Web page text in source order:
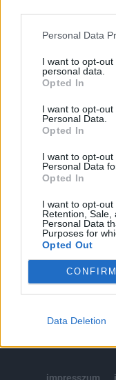
Personal Data
I want to opt-
personal data.
Opted In
I want to opt-
Personal Data.
Opted In
I want to opt-
Personal Data
Opted In
I want to opt-out
Retention, Sale,
Personal Data
Purposes for
Opted Out
CONFIRM
Data Deletion
KEDVES
tartozik, melynek
regisztrációhoz
Az előfizetés a
Portfolio.hu
kötéslistái
MÁR
impresszum